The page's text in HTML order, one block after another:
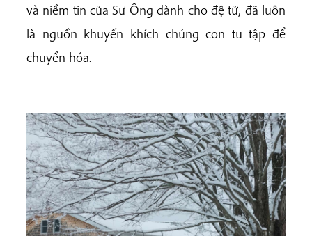
và niềm tin của Sư Ông dành cho đệ tử, đã luôn
là nguồn khuyến khích chúng con tu tập để
chuyển hóa.